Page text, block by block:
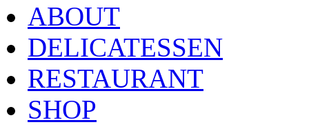
ABOUT
DELICATESSEN
RESTAURANT
SHOP